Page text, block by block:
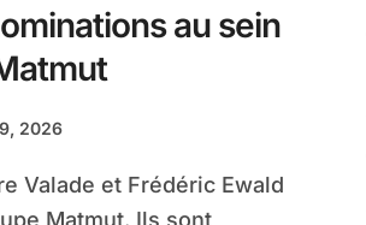
au sein
2026
Matmut. Ils sont